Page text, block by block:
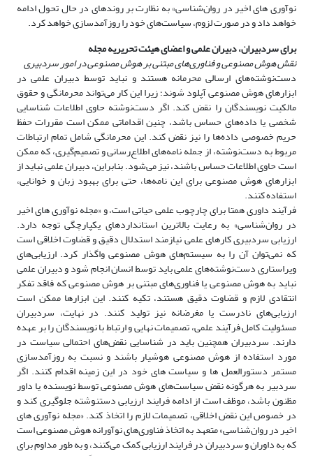
نوآوری های اخیر در روان‌شناسی»به نظارت بر روندهای در حال تحول ادامه
خواهد داد و در صورت لزوم، سیاست‌های خود را روزآمدسازی خواهد کرد.
برای سردبیران، دبیران علمی و اعضای هیئت تحریریه مجله
نقش هوش مصنوعی و فناوری‌های مبتنی بر هوش مصنوعی در امور سردبیری
دست‌نوشته‌های ارسالی محرمانه هستند و نباید توسط دبیران علمی در
ابزارهای هوش مصنوعی آپلود شوند؛ زیرا این کار می‌تواند محرمانگی و حقوق
مالکیت نویسندگان را نقض کند. اگر دست‌نوشته حاوی اطلاعات شناسایی
شخصی یا داده‌های حساس باشد، چنین اقداماتی ممکن است مقررات حفظ
حریم خصوصی داده‌ها را نیز نقض کند. این محرمانگی شامل تمام ارتباطات
مربوط به دست‌نوشته، از جمله نامه‌های اطلاع‌رسانی و تصمیم‌گیری، که ممکن
است حاوی اطلاعات حساس باشند، نیز می‌شود. بنابراین، دبیران علمی نباید از
ابزارهای هوش مصنوعی برای این نامه‌ها، حتی برای بهبود زبان و خوانایی،
استفاده کنند.
فرآیند داوری همتا برای چارچوب علمی حیاتی است، و «مجله نوآوری های اخیر
در روان‌شناسی» به رعایت بالاترین استانداردهای یکپارچگی توجه دارد.
ارزیابی سردبیری کارهای علمی نیازمند استدلال دقیق و قضاوت اخلاقی است
که نمی‌توان آن را به سیستم‌های هوش مصنوعی واگذار کرد. ارزیابی‌های
ویراستاری دست‌نوشته‌های علمی باید توسط انسان‌ انجام شود و دبیران علمی
نباید به هوش مصنوعی یا فناوری‌های مبتنی بر هوش مصنوعی که فاقد تفکر
انتقادی لازم و قضاوت دقیق هستند، تکیه کنند. این ابزارها ممکن است
ارزیابی‌های نادرست یا مغرضانه نیز تولید کنند. در نهایت، سردبیران
مسئولیت کامل فرآیند علمی، تصمیمات نهایی و ارتباط با نویسندگان را بر عهده
دارند. سردبیران همچنین باید در شناسایی نقض‌های احتمالی سیاست در
مورد استفاده از هوش مصنوعی هوشیار باشند و نسبت به روزآمدسازی
مستمر دستورالعمل ها و سیاست های خود در این زمینه اقدام کنند. اگر
سردبیر به هرگونه نقض سیاست‌های هوش مصنوعی توسط نویسنده یا داور
مظنون باشد، موظف است از ادامه فرایند ارزیابی دستنوشته جلوگیری کند و
در خصوص این نقض اخلاقی، تصمیمات لازم را اتخاذ کند. «مجله نوآوری های
اخیر در روان‌شناسی»متعهد به اتخاذ فناوری‌های نوآورانه هوش مصنوعی است
که به داوران و سردبیران در فرایند ارزیابی کمک می‌کنند، و به طور مداوم برای